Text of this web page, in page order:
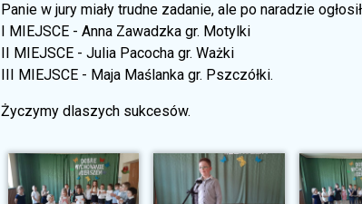
Panie w jury miały trudne zadanie, ale po naradzie
I MIEJSCE - Anna Zawadzka gr. Motylki
II MIEJSCE - Julia Pacocha gr. Ważki
III MIEJSCE - Maja Maślanka gr. Pszczółki.
Życzymy dlaszych sukcesów.